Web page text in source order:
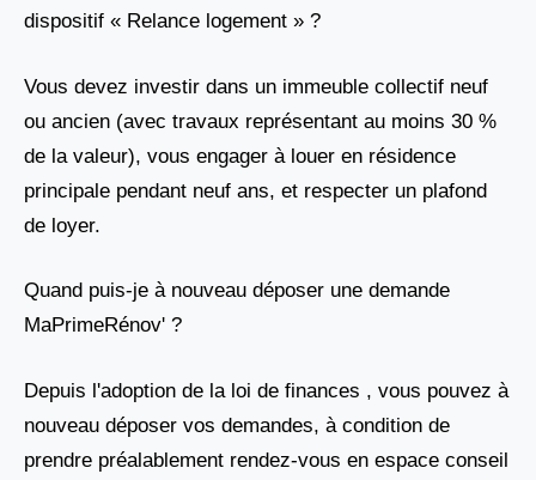
dispositif « Relance logement » ?
Vous devez investir dans un immeuble collectif neuf
ou ancien (avec travaux représentant au moins 30 %
de la valeur), vous engager à louer en résidence
principale pendant neuf ans, et respecter un plafond
de loyer.
Quand puis-je à nouveau déposer une demande
MaPrimeRénov' ?
Depuis l'adoption de la loi de finances , vous pouvez à
nouveau déposer vos demandes, à condition de
prendre préalablement rendez-vous en espace conseil